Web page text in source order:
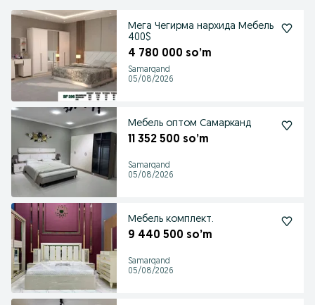
Мега Чегирма нархида Мебель
400$
4 780 000 so’m
Samarqand
05/08/2026
Мебель оптом Самарканд
11 352 500 so’m
Samarqand
05/08/2026
Мебель комплект.
9 440 500 so’m
Samarqand
05/08/2026